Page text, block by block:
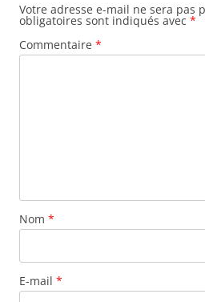
Votre adresse e-mail ne sera pas
obligatoires sont indiqués avec *
Commentaire *
Nom *
E-mail *